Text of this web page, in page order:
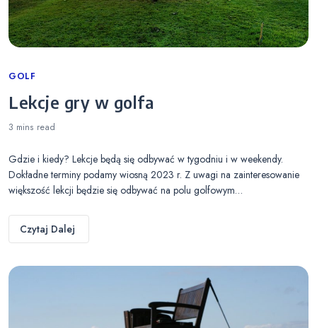
Categories
GOLF
Lekcje gry w golfa
3 mins read
Gdzie i kiedy? Lekcje będą się odbywać w tygodniu i w weekendy.
Dokładne terminy podamy wiosną 2023 r. Z uwagi na zainteresowanie
większość lekcji będzie się odbywać na polu golfowym…
Czytaj Dalej